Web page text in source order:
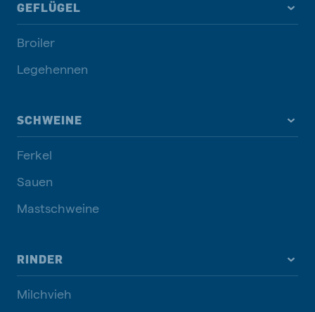
GEFLÜGEL
Broiler
Legehennen
SCHWEINE
Ferkel
Sauen
Mastschweine
RINDER
Milchvieh